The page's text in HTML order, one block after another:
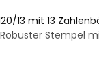
13 mit 13
Stempel